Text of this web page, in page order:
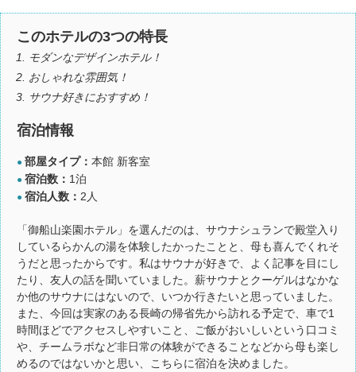
このホテルの3つの特長
モダンなデザインホテル！
おしゃれな雰囲気！
サウナ好きにおすすめ！
宿泊情報
● 部屋タイプ： 本館 新客室
● 宿泊数： 1泊
● 宿泊人数： 2人
「御船山楽園ホテル」を選んだのは、サウナシュランで殿堂入り
しているらかんの湯を体験したかったことと、母も喜んでくれそ
うだと思ったからです。私はサウナが好きで、よく記事を目にし
たり、友人の話を聞いていました。薪サウナとクーゲルはなかな
か他のサウナにはないので、いつか行きたいと思っていました。
また、今回は実家のある長崎の帰省先から訪れる予定で、車で1
時間ほどでアクセスしやすいこと、ご飯がおいしいという口コミ
や、チームラボなど非日常の体験ができることなどから母も楽し
めるのではないかと思い、こちらに宿泊を決めました。